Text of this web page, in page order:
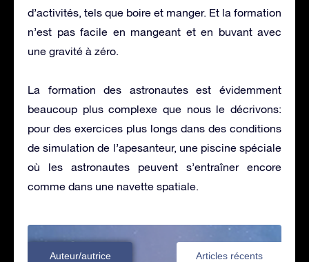
d’activités, tels que boire et manger. Et la formation
n’est pas facile en mangeant et en buvant avec
une gravité à zéro.
La formation des astronautes est évidemment
beaucoup plus complexe que nous le décrivons:
pour des exercices plus longs dans des conditions
de simulation de l’apesanteur, une piscine spéciale
où les astronautes peuvent s’entraîner encore
comme dans une navette spatiale.
Auteur/autrice Articles récents